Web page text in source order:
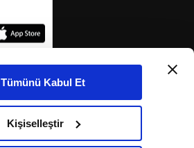
Tümünü Kabul Et
Kişiselleştir